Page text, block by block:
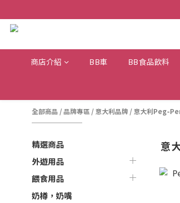
商店介紹 BB車 BB食品飲料
全部商品 /品牌專區 / 意大利品牌 / 意大利Peg-
精選商品
外遊用品
餵食用品
奶樽，奶嘴
意